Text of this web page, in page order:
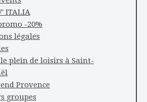
ITALIA
-20%
légales
le plein de loisirs à Saint-
Provence
groupes